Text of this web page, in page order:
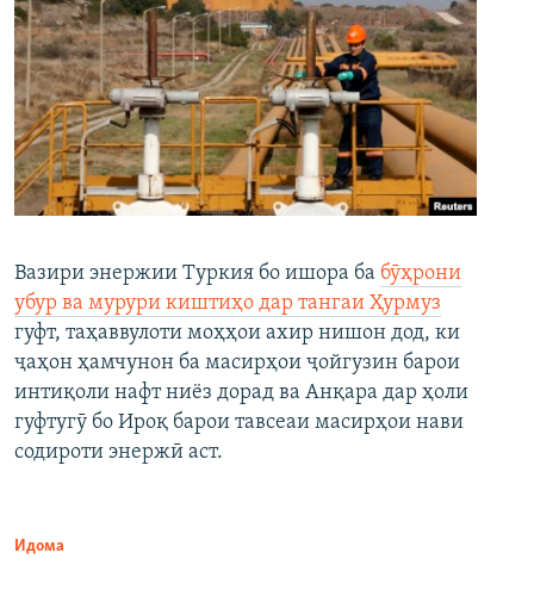
Вазири энержии Туркия бо ишора ба бӯҳрони
убур ва мурури киштиҳо дар тангаи Ҳурмуз
гуфт, таҳаввулоти моҳҳои ахир нишон дод, ки
ҷаҳон ҳамчунон ба масирҳои ҷойгузин барои
интиқоли нафт ниёз дорад ва Анқара дар ҳоли
гуфтугӯ бо Ироқ барои тавсеаи масирҳои нави
содироти энержӣ аст.
Идома